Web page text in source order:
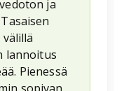
ja
lannoitus
Pienessä